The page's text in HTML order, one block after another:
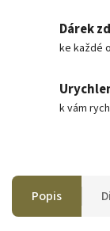
Dárek
ke každé
k vám
Popis